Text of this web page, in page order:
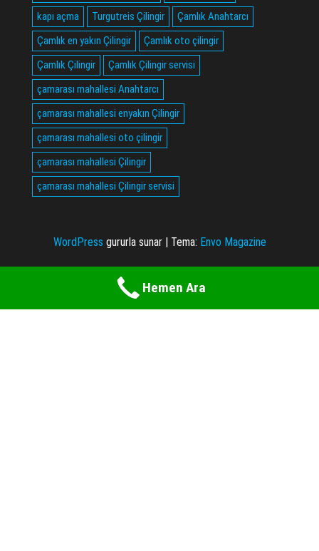
kapı açma
Turgutreis Çilingir
Çamlık Anahtarcı
Çamlık en yakın Çilingir
Çamlık oto çilingir
Çamlık Çilingir
Çamlık Çilingir servisi
çamarası mahallesi Anahtarcı
çamarası mahallesi enyakın Çilingir
çamarası mahallesi oto çilingir
çamarası mahallesi Çilingir
çamarası mahallesi Çilingir servisi
WordPress gururla sunar | Tema: Envo Magazine
Hemen Ara